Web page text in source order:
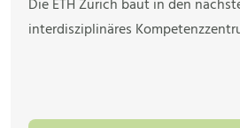
Die ETH Zürich baut in den
interdisziplinäres